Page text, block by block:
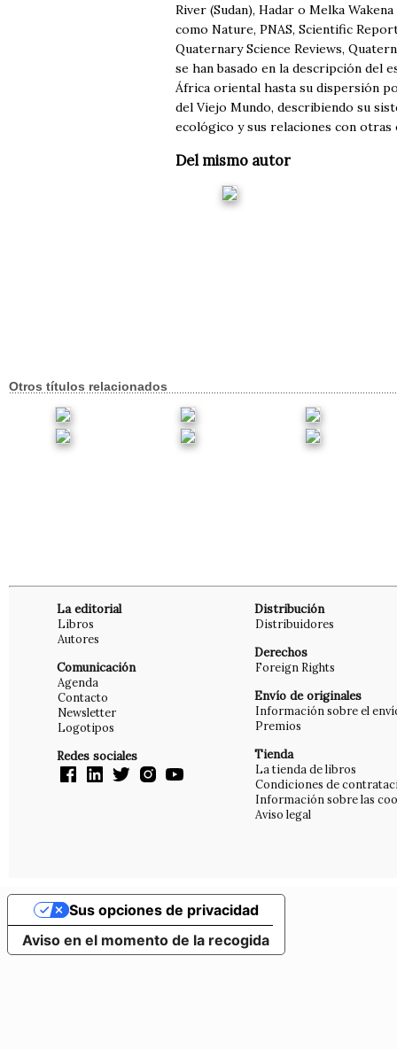
River (Sudan), Hadar o Melka
como Nature, PNAS, Scientific
Quaternary Science Reviews,
se han basado en la descripción del
África oriental hasta su dispersión
del Viejo Mundo, describiendo su
ecológico y sus relaciones con otras
Del mismo autor
Otros títulos relacionados
La editorial
Libros
Autores
Comunicación
Agenda
Contacto
Newsletter
Logotipos
Redes sociales
Distribución
Distribuidores
Derechos
Foreign Rights
Envío de originales
Información sobre el
Premios
Tienda
La tienda de libros
Condiciones de
Información sobre las
Aviso legal
Aviso en el momento de la recogida
Sus opciones de privacidad